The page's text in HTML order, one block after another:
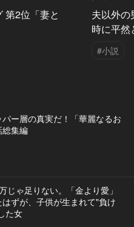
第2位「妻と
夫以外
時に平
#小説
ー層の真実だ！「華麗なるお
集編
じゃ足りない。「金より愛」
ずが、子供が生まれて"負け
た女